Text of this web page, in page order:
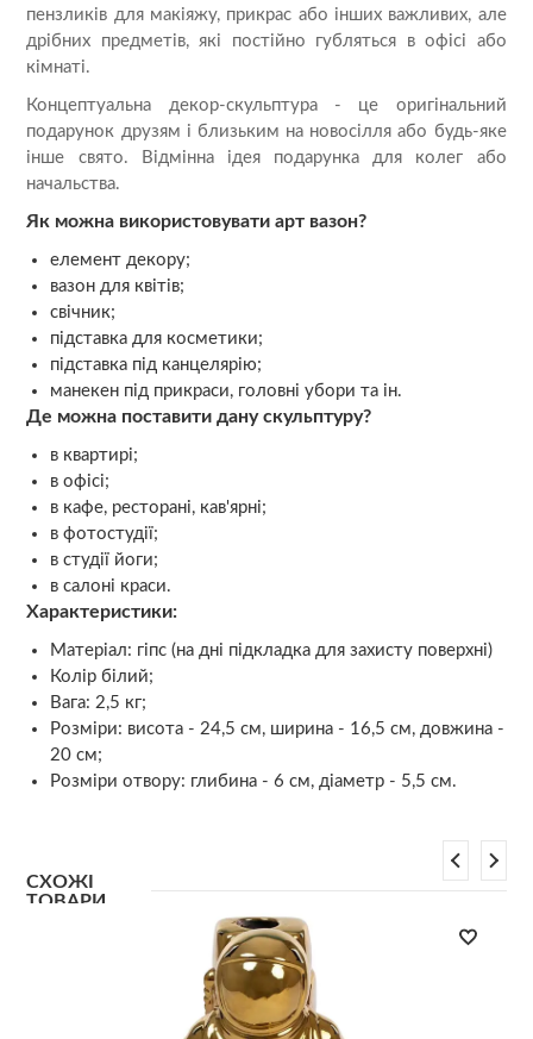
пензликів для макіяжу, прикрас або інших важливих, але
дрібних предметів, які постійно губляться в офісі або
кімнаті.
Концептуальна декор-скульптура - це оригінальний
подарунок друзям і близьким на новосілля або будь-яке
інше свято. Відмінна ідея подарунка для колег або
начальства.
Як можна використовувати арт вазон?
елемент декору;
вазон для квітів;
свічник;
підставка для косметики;
підставка під канцелярію;
манекен під прикраси, головні убори та ін.
Де можна поставити дану скульптуру?
в квартирі;
в офісі;
в кафе, ресторані, кав'ярні;
в фотостудії;
в студії йоги;
в салоні краси.
Характеристики:
Матеріал: гіпс (на дні підкладка для захисту поверхні)
Колір білий;
Вага: 2,5 кг;
Розміри: висота - 24,5 см, ширина - 16,5 см, довжина -
20 см;
Розміри отвору: глибина - 6 см, діаметр - 5,5 см.
СХОЖІ
ТОВАРИ